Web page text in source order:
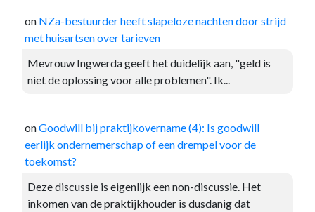
on NZa-bestuurder heeft slapeloze nachten door strijd
met huisartsen over tarieven
Mevrouw Ingwerda geeft het duidelijk aan, "geld is
niet de oplossing voor alle problemen". Ik...
onGoodwill bij praktijkovername (4): Is goodwill
eerlijk ondernemerschap of een drempel voor de
toekomst?
Deze discussie is eigenlijk een non-discussie. Het
inkomen van de praktijkhouder is dusdanig dat